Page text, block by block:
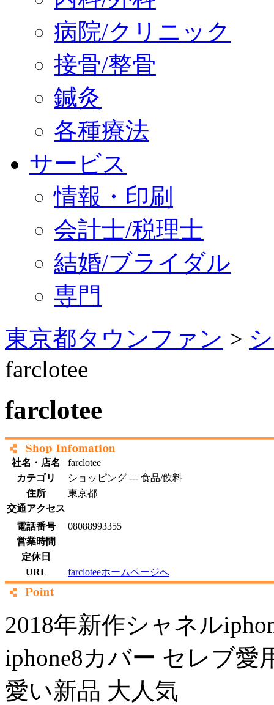
病院/クリニック
接骨/整骨
鍼灸
各種療法
サービス
情報・印刷
会計士/税理士
結婚/ブライダル
専門
東京都タウンファン >
farclotee
farclotee
社名・店名
farclotee
カテゴリ
ショッピング --- 食品/飲料
住所
東京都
交通アクセス
電話番号
08088993355
営業時間
定休日
URL
farcloteeホームページへ
2018年新作シャネル
iphone8カバー セレブ愛
愛い新品 大人気